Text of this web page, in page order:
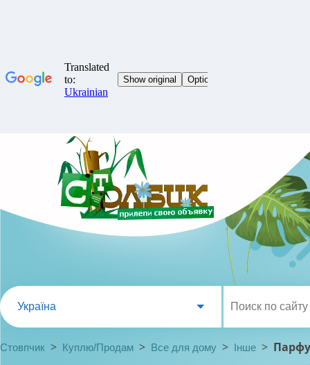
Україна
Стовпчик > Куплю/Продам > Все для дому > Інше >